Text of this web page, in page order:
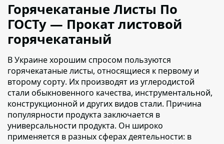
Горячекатаные Листы По
ГОСТу — Прокат листовой
горячекатаный
В Украине хорошим спросом пользуются
горячекатаные листы, относящиеся к первому и
второму сорту. Их производят из углеродистой
стали обыкновенного качества, инструментальной,
конструкционной и других видов стали. Причина
популярности продукта заключается в
универсальности продукта. Он широко
применяется в разных сферах деятельности: в